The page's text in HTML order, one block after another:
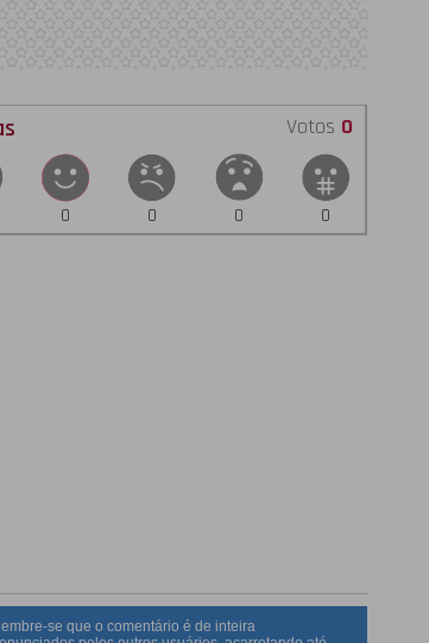
Votos 0
0 0 0 0
se que o comentário é de inteira